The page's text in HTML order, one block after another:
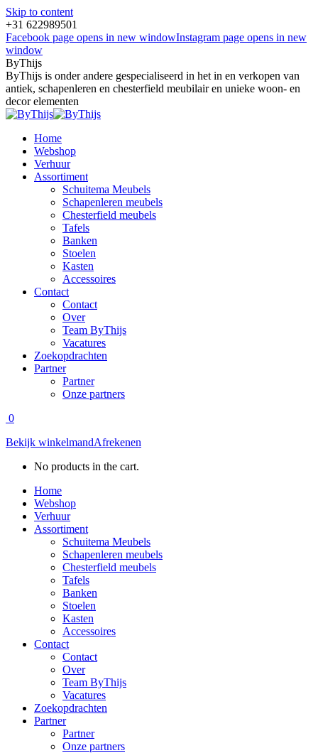
Skip to content
+31 622989501
Facebook page opens in new windowInstagram page opens in new
window
ByThijs
ByThijs is onder andere gespecialiseerd in het in en verkopen van
antiek, schapenleren en chesterfield meubilair en unieke woon- en
decor elementen
Home
Webshop
Verhuur
Assortiment
Schuitema Meubels
Schapenleren meubels
Chesterfield meubels
Tafels
Banken
Stoelen
Kasten
Accessoires
Contact
Contact
Over
Team ByThijs
Vacatures
Zoekopdrachten
Partner
Partner
Onze partners
0
Bekijk winkelmandAfrekenen
No products in the cart.
Home
Webshop
Verhuur
Assortiment
Schuitema Meubels
Schapenleren meubels
Chesterfield meubels
Tafels
Banken
Stoelen
Kasten
Accessoires
Contact
Contact
Over
Team ByThijs
Vacatures
Zoekopdrachten
Partner
Partner
Onze partners